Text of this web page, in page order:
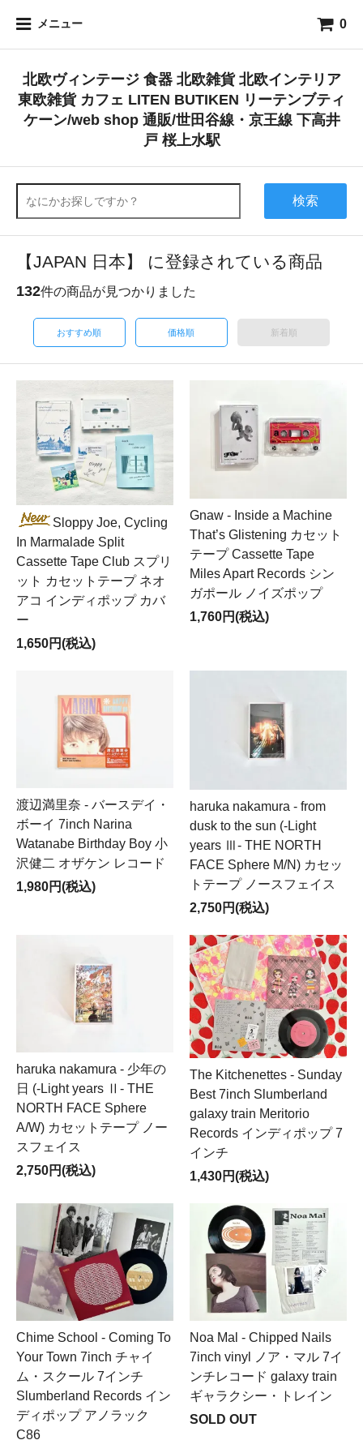
メニュー 0
北欧ヴィンテージ 食器 北欧雑貨 北欧インテリア
東欧雑貨 カフェ LITEN BUTIKEN リーテンブティ
ケーン/web shop 通販/世田谷線・京王線 下高井
戸 桜上水駅
検索
【JAPAN 日本】 に登録されている商品
132件の商品が見つかりました
おすすめ順 価格順 新着順
Sloppy Joe, Cycling
In Marmalade Split
Cassette Tape Club スプリ
ット カセットテープ ネオ
アコ インディポップ カバ
ー
1,650円(税込)
Gnaw - Inside a Machine
That’s Glistening カセット
テープ Cassette Tape
Miles Apart Records シン
ガポール ノイズポップ
1,760円(税込)
渡辺満里奈 - バースデイ・
ボーイ 7inch Narina
Watanabe Birthday Boy 小
沢健二 オザケン レコード
1,980円(税込)
haruka nakamura - from
dusk to the sun (-Light
years Ⅲ- THE NORTH
FACE Sphere M/N) カセッ
トテープ ノースフェイス
2,750円(税込)
haruka nakamura - 少年の
日 (-Light years Ⅱ- THE
NORTH FACE Sphere
A/W) カセットテープ ノー
スフェイス
2,750円(税込)
The Kitchenettes - Sunday
Best 7inch Slumberland
galaxy train Meritorio
Records インディポップ 7
インチ
1,430円(税込)
Chime School - Coming To
Your Town 7inch チャイ
ム・スクール 7インチ
Slumberland Records イン
ディポップ アノラック
C86
Noa Mal - Chipped Nails
7inch vinyl ノア・マル 7イ
ンチレコード galaxy train
ギャラクシー・トレイン
SOLD OUT